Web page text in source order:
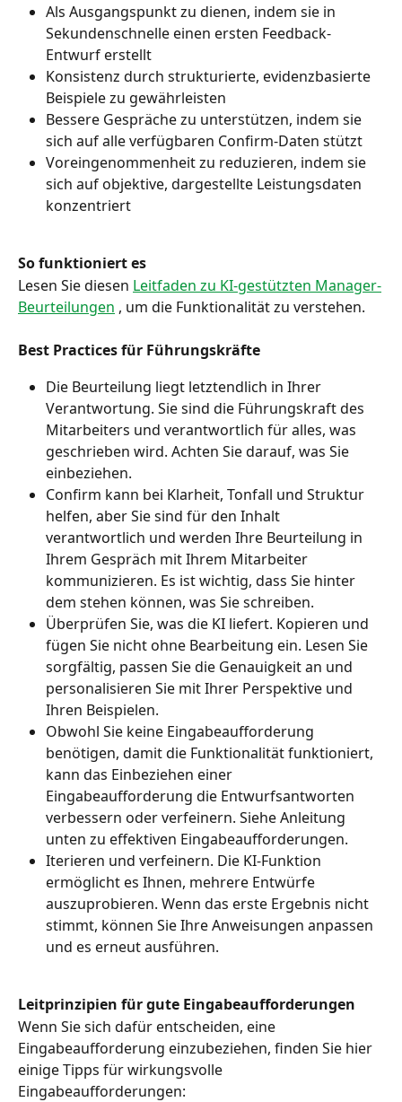
Als Ausgangspunkt zu dienen, indem sie in
Sekundenschnelle einen ersten Feedback-
Entwurf erstellt
Konsistenz durch strukturierte, evidenzbasierte
Beispiele zu gewährleisten
Bessere Gespräche zu unterstützen, indem sie
sich auf alle verfügbaren Confirm-Daten stützt
Voreingenommenheit zu reduzieren, indem sie
sich auf objektive, dargestellte Leistungsdaten
konzentriert
So funktioniert es
Lesen Sie diesen Leitfaden zu KI-gestützten Manager-
Beurteilungen , um die Funktionalität zu verstehen.
Best Practices für Führungskräfte
Die Beurteilung liegt letztendlich in Ihrer
Verantwortung. Sie sind die Führungskraft des
Mitarbeiters und verantwortlich für alles, was
geschrieben wird. Achten Sie darauf, was Sie
einbeziehen.
Confirm kann bei Klarheit, Tonfall und Struktur
helfen, aber Sie sind für den Inhalt
verantwortlich und werden Ihre Beurteilung in
Ihrem Gespräch mit Ihrem Mitarbeiter
kommunizieren. Es ist wichtig, dass Sie hinter
dem stehen können, was Sie schreiben.
Überprüfen Sie, was die KI liefert. Kopieren und
fügen Sie nicht ohne Bearbeitung ein. Lesen Sie
sorgfältig, passen Sie die Genauigkeit an und
personalisieren Sie mit Ihrer Perspektive und
Ihren Beispielen.
Obwohl Sie keine Eingabeaufforderung
benötigen, damit die Funktionalität funktioniert,
kann das Einbeziehen einer
Eingabeaufforderung die Entwurfsantworten
verbessern oder verfeinern. Siehe Anleitung
unten zu effektiven Eingabeaufforderungen.
Iterieren und verfeinern. Die KI-Funktion
ermöglicht es Ihnen, mehrere Entwürfe
auszuprobieren. Wenn das erste Ergebnis nicht
stimmt, können Sie Ihre Anweisungen anpassen
und es erneut ausführen.
Leitprinzipien für gute Eingabeaufforderungen
Wenn Sie sich dafür entscheiden, eine
Eingabeaufforderung einzubeziehen, finden Sie hier
einige Tipps für wirkungsvolle
Eingabeaufforderungen: